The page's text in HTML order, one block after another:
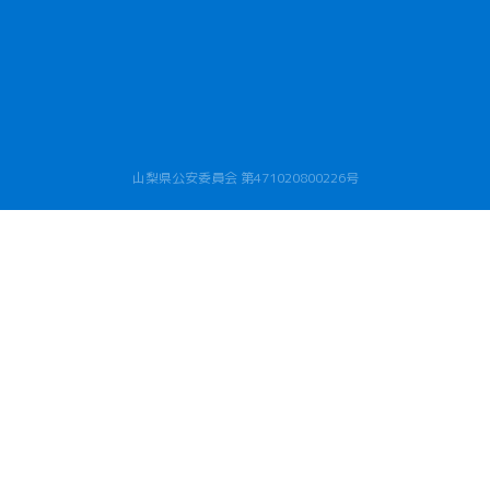
山梨県公安委員会 第471020800226号